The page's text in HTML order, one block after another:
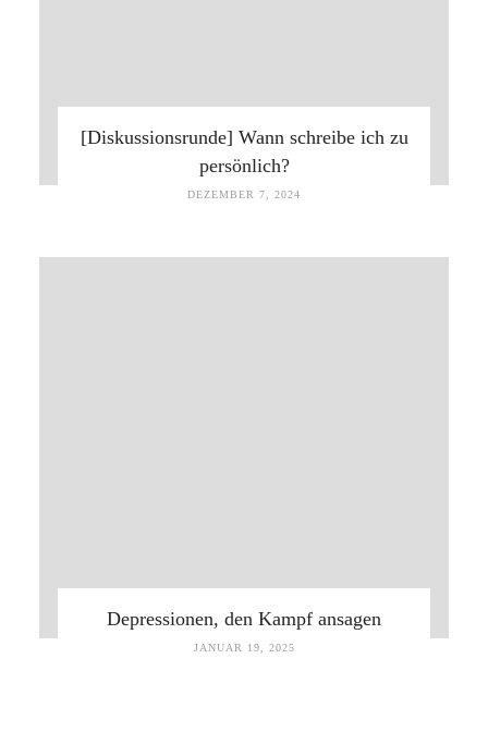
[Diskussionsrunde] Wann schreibe ich zu
persönlich?
DEZEMBER 7, 2024
Depressionen, den Kampf ansagen
JANUAR 19, 2025